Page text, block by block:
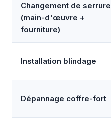
Changement de serrure
(main-d'œuvre +
fourniture)
Installation blindage
Dépannage coffre-fort